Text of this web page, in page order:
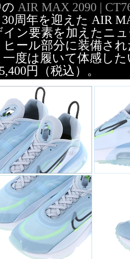
AIR MAX 2090 |
周年を迎えた AIR
イン要素を加えたニ
ヒール部分に装備さ
一度は履いて体感し
円（税込）。